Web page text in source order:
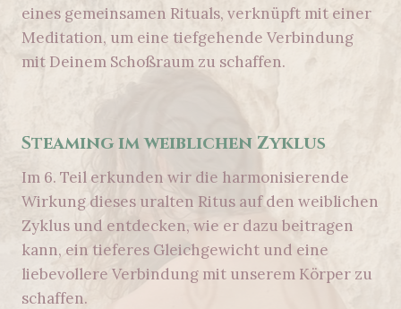
eines gemeinsamen Rituals, verknüpft mit einer
Meditation, um eine tiefgehende Verbindung
mit Deinem Schoßraum zu schaffen.
Steaming im weiblichen Zyklus
Im 6. Teil erkunden wir die harmonisierende
Wirkung dieses uralten Ritus auf den weiblichen
Zyklus und entdecken, wie er dazu beitragen
kann, ein tieferes Gleichgewicht und eine
liebevollere Verbindung mit unserem Körper zu
schaffen.